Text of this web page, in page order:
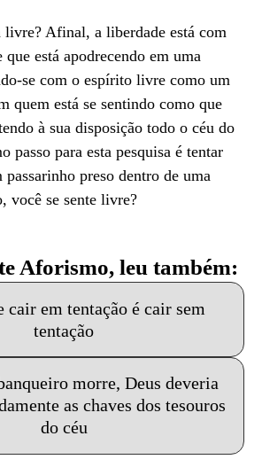
livre? Afinal, a liberdade está com
está apodrecendo em uma
se com o espírito livre como um
quem está se sentindo como que
à sua disposição todo o céu do
passo para esta pesquisa é tentar
passarinho preso dentro de uma
você se sente livre?
Aforismo, leu também:
cair em tentação é cair sem
tentação
morre, Deus deveria
as chaves dos tesouros
do céu